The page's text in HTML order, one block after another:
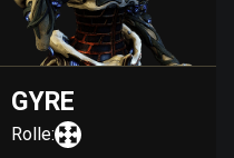
GYRE
Rolle: